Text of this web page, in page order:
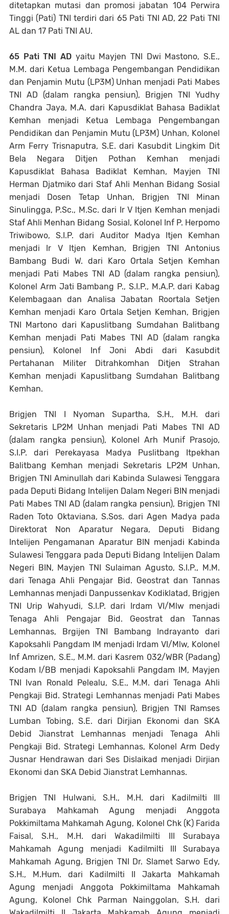
ditetapkan mutasi dan promosi jabatan 104 Perwira
Tinggi (Pati) TNI terdiri dari 65 Pati TNI AD, 22 Pati TNI
AL dan 17 Pati TNI AU.
65 Pati TNI AD yaitu Mayjen TNI Dwi Mastono, S.E.,
M.M. dari Ketua Lembaga Pengembangan Pendidikan
dan Penjamin Mutu (LP3M) Unhan menjadi Pati Mabes
TNI AD (dalam rangka pensiun), Brigjen TNI Yudhy
Chandra Jaya, M.A. dari Kapusdiklat Bahasa Badiklat
Kemhan menjadi Ketua Lembaga Pengembangan
Pendidikan dan Penjamin Mutu (LP3M) Unhan, Kolonel
Arm Ferry Trisnaputra, S.E. dari Kasubdit Lingkim Dit
Bela Negara Ditjen Pothan Kemhan menjadi
Kapusdiklat Bahasa Badiklat Kemhan, Mayjen TNI
Herman Djatmiko dari Staf Ahli Menhan Bidang Sosial
menjadi Dosen Tetap Unhan, Brigjen TNI Minan
Sinulingga, P.Sc., M.Sc. dari Ir V Itjen Kemhan menjadi
Staf Ahli Menhan Bidang Sosial, Kolonel Inf P. Herpomo
Triwibowo, S.I.P. dari Auditor Madya Itjen Kemhan
menjadi Ir V Itjen Kemhan, Brigjen TNI Antonius
Bambang Budi W. dari Karo Ortala Setjen Kemhan
menjadi Pati Mabes TNI AD (dalam rangka pensiun),
Kolonel Arm Jati Bambang P., S.I.P., M.A.P. dari Kabag
Kelembagaan dan Analisa Jabatan Roortala Setjen
Kemhan menjadi Karo Ortala Setjen Kemhan, Brigjen
TNI Martono dari Kapuslitbang Sumdahan Balitbang
Kemhan menjadi Pati Mabes TNI AD (dalam rangka
pensiun), Kolonel Inf Joni Abdi dari Kasubdit
Pertahanan Militer Ditrahkomhan Ditjen Strahan
Kemhan menjadi Kapuslitbang Sumdahan Balitbang
Kemhan.
Brigjen TNI I Nyoman Supartha, S.H., M.H. dari
Sekretaris LP2M Unhan menjadi Pati Mabes TNI AD
(dalam rangka pensiun), Kolonel Arh Munif Prasojo,
S.I.P. dari Perekayasa Madya Puslitbang Itpekhan
Balitbang Kemhan menjadi Sekretaris LP2M Unhan,
Brigjen TNI Aminullah dari Kabinda Sulawesi Tenggara
pada Deputi Bidang Intelijen Dalam Negeri BIN menjadi
Pati Mabes TNI AD (dalam rangka pensiun), Brigjen TNI
Raden Toto Oktaviana, S.Sos. dari Agen Madya pada
Direktorat Non Aparatur Negara, Deputi Bidang
Intelijen Pengamanan Aparatur BIN menjadi Kabinda
Sulawesi Tenggara pada Deputi Bidang Intelijen Dalam
Negeri BIN, Mayjen TNI Sulaiman Agusto, S.I.P., M.M.
dari Tenaga Ahli Pengajar Bid. Geostrat dan Tannas
Lemhannas menjadi Danpussenkav Kodiklatad, Brigjen
TNI Urip Wahyudi, S.I.P. dari Irdam VI/Mlw menjadi
Tenaga Ahli Pengajar Bid. Geostrat dan Tannas
Lemhannas, Brgijen TNI Bambang Indrayanto dari
Kapoksahli Pangdam IM menjadi Irdam VI/Mlw, Kolonel
Inf Amrizen, S.E., M.M. dari Kasrem 032/WBR (Padang)
Kodam I/BB menjadi Kapoksahli Pangdam IM, Mayjen
TNI Ivan Ronald Pelealu, S.E., M.M. dari Tenaga Ahli
Pengkaji Bid. Strategi Lemhannas menjadi Pati Mabes
TNI AD (dalam rangka pensiun), Brigjen TNI Ramses
Lumban Tobing, S.E. dari Dirjian Ekonomi dan SKA
Debid Jianstrat Lemhannas menjadi Tenaga Ahli
Pengkaji Bid. Strategi Lemhannas, Kolonel Arm Dedy
Jusnar Hendrawan dari Ses Dislaikad menjadi Dirjian
Ekonomi dan SKA Debid Jianstrat Lemhannas.
Brigjen TNI Hulwani, S.H., M.H. dari Kadilmilti III
Surabaya Mahkamah Agung menjadi Anggota
Pokkimiltama Mahkamah Agung, Kolonel Chk (K) Farida
Faisal, S.H., M.H. dari Wakadilmilti III Surabaya
Mahkamah Agung menjadi Kadilmilti III Surabaya
Mahkamah Agung, Brigjen TNI Dr. Slamet Sarwo Edy,
S.H., M.Hum. dari Kadilmilti II Jakarta Mahkamah
Agung menjadi Anggota Pokkimiltama Mahkamah
Agung, Kolonel Chk Parman Nainggolan, S.H. dari